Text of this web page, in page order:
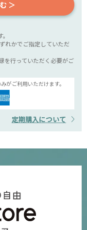
＞
れかでご指定していただ
を行っていただく必要がご
がご利用いただけます。
定期購入について